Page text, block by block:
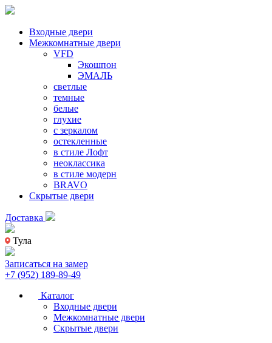
Входные двери
Межкомнатные двери
VFD
Экошпон
ЭМАЛЬ
светлые
темные
белые
глухие
с зеркалом
остекленные
в стиле Лофт
неоклассика
в стиле модерн
BRAVO
Скрытые двери
Доставка
Тула
Записаться на замер
+7 (952) 189-89-49
Каталог
Входные двери
Межкомнатные двери
Скрытые двери